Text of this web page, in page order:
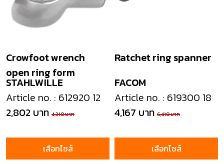
STAHLWILLE
Crowfoot wrench
open ring form
Article no. : 612920 12
2,802 บาท 4,310 บาท
เลือกไซส์
FACOM
Ratchet ring spanner
Article no. : 619300 18
4,167 บาท 6,410 บาท
เลือกไซส์